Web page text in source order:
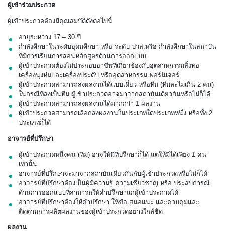
ผู้เข้าร่วมประกวด
ผู้เข้าประกวดต้องมีคุณสมบัติดังต่อไปนี้
อายุระหว่าง 17 – 30 ปี
กำลังศึกษาในระดับอุดมศึกษา หรือ ระดับ ปวส.หรือ กำลังศึกษาในสถาบัน
ที่มีการเรียนการสอนหลักสูตรด้านการออกแบบ
ผู้เข้าประกวดต้องไม่ประกอบอาชีพที่เกี่ยวข้องกับอุตสาหกรรมสิ่งทอ
เครื่องนุ่งห่มและเครื่องประดับ หรืออุตสาหกรรมเฟอร์นิเจอร์
ผู้เข้าประกวดสามารถส่งผลงานได้แบบเดี่ยว หรือทีม (ทีมละไม่เกิน 2 คน)
ในกรณีที่ส่งเป็นทีม ผู้เข้าประกวดอาจมาจากสถาบันเดียวกันหรือไม่ก็ได้
ผู้เข้าประกวดสามารถส่งผลงานได้มากกว่า 1 ผลงาน
ผู้เข้าประกวดสามารถเลือกส่งผลงานในประเภทใดประเภทหนึ่ง หรือทั้ง 2
ประเภทก็ได้
อาจารย์ที่ปรึกษา
ผู้เข้าประกวดหนึ่งคน (ทีม) อาจให้มีที่ปรึกษาก็ได้ แต่ให้มีได้เพียง 1 คน
เท่านั้น
อาจารย์ที่ปรึกษาจะมาจากสถาบันเดียวกันกับผู้เข้าประกวดหรือไม่ก็ได้
อาจารย์ที่ปรึกษาต้องเป็นผู้มีความรู้ ความเชี่ยวชาญ หรือ ประสบการณ์
ด้านการออกแบบที่สามารถให้คำปรึกษาแก่ผู้เข้าประกวดได้
อาจารย์ที่ปรึกษาต้องให้คำปรึกษา ให้ข้อเสนอแนะ และควบคุมและ
ติดตามการผลิตผลงานของผู้เข้าประกวดอย่างใกล้ชิด
ผลงาน